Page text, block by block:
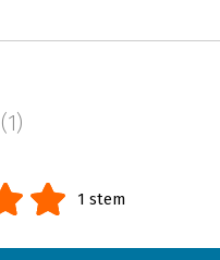
(1)
1 stem